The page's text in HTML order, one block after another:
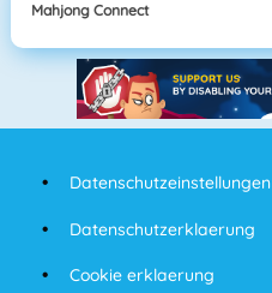
Mahjong Connect
Datenschutzeinstellungen
Datenschutzerklaerung
Cookie erklaerung